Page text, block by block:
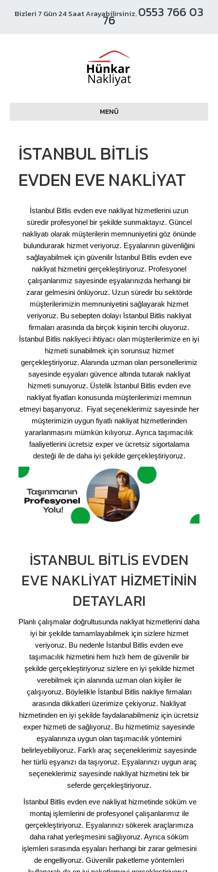
Bizleri 7 Gün 24 Saat Arayabilirsiniz.0553 766 03
76
MENÜ
İSTANBUL BITLIS
EVDEN EVE NAKLIYAT
İstanbul Bitlis evden eve nakliyat hizmetlerini uzun
süredir profesyonel bir şekilde sunmaktayız. Güncel
nakliyatı olarak müşterilerin memnuniyetini göz önünde
bulundurarak hizmet veriyoruz. Eşyalarının güvenliğini
sağlayabilmek için güvenilir İstanbul Bitlis evden eve
nakliyat hizmetini gerçekleştiriyoruz. Profesyonel
çalışanlarımız sayesinde eşyalarınızda herhangi bir
zarar gelmesini önlüyoruz. Uzun süredir bu sektörde
müşterilerimizin memnuniyetini sağlayarak hizmet
veriyoruz. Bu sebepten dolayı İstanbul Bitlis nakliyat
firmaları arasında da birçok kişinin tercihi oluyoruz.
İstanbul Bitlis nakliyeci ihtiyacı olan müşterilerimize en iyi
hizmeti sunabilmek için sorunsuz hizmet
gerçekleştiriyoruz. Alanında uzman olan personellerimiz
sayesinde eşyaları güvence altında tutarak nakliyat
hizmeti sunuyoruz. Üstelik İstanbul Bitlis evden eve
nakliyat fiyatları konusunda müşterilerimizi memnun
etmeyi başarıyoruz. Fiyat seçeneklerimiz sayesinde her
müşterimizin uygun fiyatlı nakliyat hizmetlerinden
yararlanmasını mümkün kılıyoruz. Ayrıca taşımacılık
faaliyetlerini ücretsiz exper ve ücretsiz sigortalama
desteği ile de daha iyi şekilde gerçekleştiriyoruz.
İSTANBUL BITLIS EVDEN
EVE NAKLIYAT HIZMETININ
DETAYLARI
Planlı çalışmalar doğrultusunda nakliyat hizmetlerini daha
iyi bir şekilde tamamlayabilmek için sizlere hizmet
veriyoruz. Bu nedenle İstanbul Bitlis evden eve
taşımacılık hizmetini hem hızlı hem de güvenilir bir
şekilde gerçekleştiriyoruz sizlere en iyi şekilde hizmet
verebilmek için alanında uzman olan kişiler ile
çalışıyoruz. Böylelikle İstanbul Bitlis nakliye firmaları
arasında dikkatleri üzerimize çekiyoruz. Nakliyat
hizmetinden en iyi şekilde faydalanabilmeniz için ücretsiz
exper hizmeti de sağlıyoruz. Bu hizmetimiz sayesinde
eşyalarınıza uygun olan taşımacılık yöntemini
belirleyebiliyoruz. Farklı araç seçeneklerimiz sayesinde
her türlü eşyanızı da taşıyoruz. Eşyalarınızı uygun araç
seçeneklerimiz sayesinde nakliyat hizmetini tek bir
seferde gerçekleştiriyoruz.
İstanbul Bitlis evden eve nakliyat hizmetinde söküm ve
montaj işlemlerini de profesyonel çalışanlarımız ile
gerçekleştiriyoruz. Eşyalarınızı sökerek araçlarımıza
daha rahat yerleşmesini sağlıyoruz. Ayrıca söküm
işlemleri sırasında eşyaları herhangi bir zarar gelmesini
de engelliyoruz. Güvenilir paketleme yöntemleri